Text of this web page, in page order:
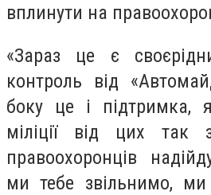
вплинути на
«Зараз це є
контроль від
боку це і підтримка,
міліції від цих так
правоохоронців
ми тебе звільнимо,